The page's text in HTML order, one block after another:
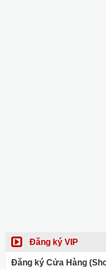
Đăng ký VIP
Đăng ký Cửa Hàng